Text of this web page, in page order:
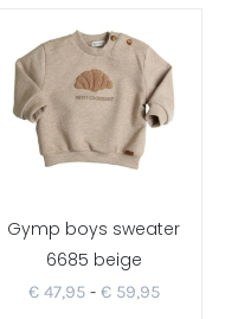
Gymp boys sweater
6685 beige
€47,95 - €59,95